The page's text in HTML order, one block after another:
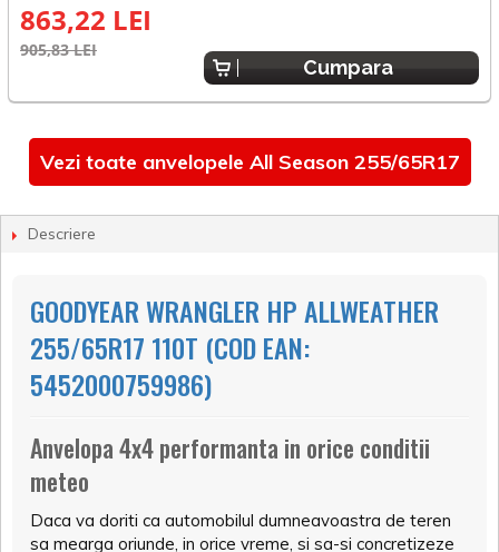
863,22 LEI
905,83 LEI
Cumpara
Vezi toate anvelopele All Season 255/65R17
Descriere
GOODYEAR WRANGLER HP ALLWEATHER
255/65R17 110T (COD EAN:
5452000759986)
Anvelopa 4x4 performanta in orice conditii
meteo
Daca va doriti ca automobilul dumneavoastra de teren
sa mearga oriunde, in orice vreme, si sa-si concretizeze